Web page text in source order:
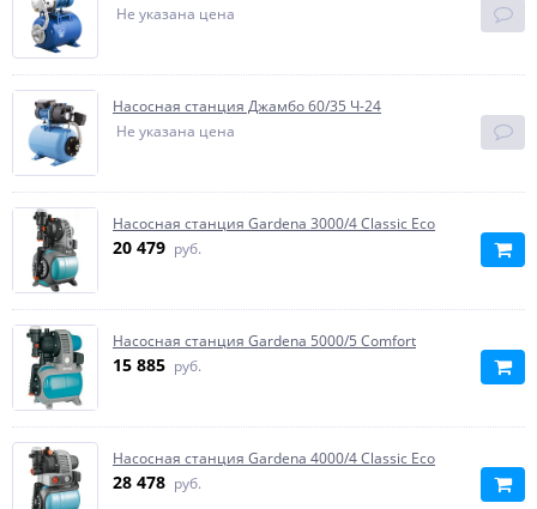
Не указана цена
Насосная станция Джамбо 60/35 Ч-24
Не указана цена
Насосная станция Gardena 3000/4 Classic Eco
20 479 руб.
Насосная станция Gardena 5000/5 Comfort
15 885 руб.
Насосная станция Gardena 4000/4 Classic Eco
28 478 руб.